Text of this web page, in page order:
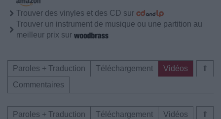
Trouver des vinyles et des CD sur
Trouver un instrument de musique ou une partition au
meilleur prix sur
⇑
Paroles + Traduction Téléchargement
Vidéos
Commentaires
⇑
Paroles + Traduction Téléchargement
Vidéos